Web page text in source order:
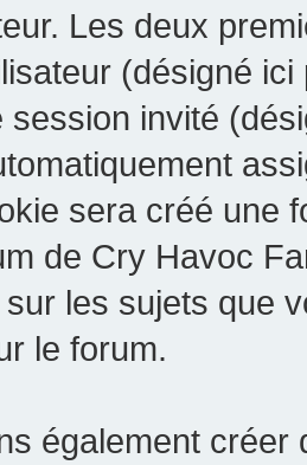
Les deux
(désigné
session invité
sera créé une
de Cry Havoc
les sujets que
le forum.
également